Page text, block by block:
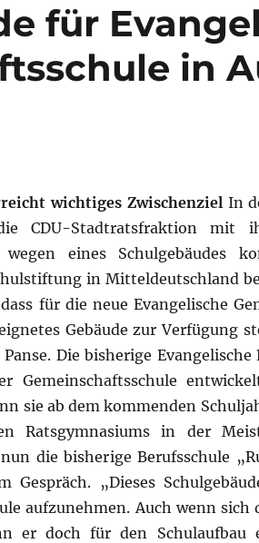
für
in
wichtiges ZwischenzielIn
CDU-Stadtratsfraktion mit
wegen eines Schulgebäudes
in Mitteldeutschland
für die neue Evangelische
Gebäude zur Verfügung
Die bisherige
Gemeinschaftsschule
sie ab dem kommenden
Ratsgymnasiums in der
die bisherige Berufsschule
Gespräch. „Dieses
aufzunehmen. Auch wenn
er doch für den Schulaufbau